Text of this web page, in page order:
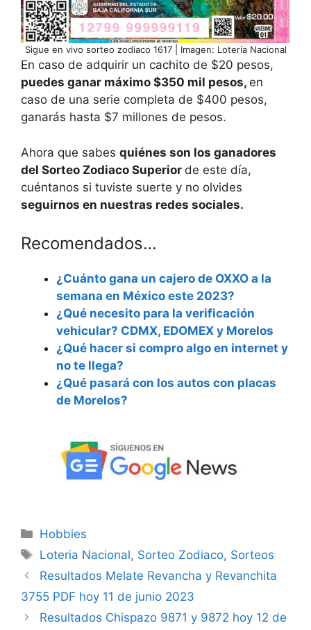
Sigue en vivo sorteo zodiaco 1617 | Imagen: Lotería Nacional
En caso de adquirir un cachito de $20 pesos,
puedes ganar máximo $350 mil pesos, en
caso de una serie completa de $400 pesos,
ganarás hasta $7 millones de pesos.
Ahora que sabes quiénes son los ganadores
del Sorteo Zodiaco Superior de este día,
cuéntanos si tuviste suerte y no olvides
seguirnos en nuestras redes sociales.
Recomendados…
¿Cuánto gana un cajero de OXXO a la
semana en México este 2023?
¿Qué necesito para la verificación
vehicular? CDMX, EDOMEX y Morelos
¿Qué hacer si compro algo en internet y
no te llega?
¿Qué pasará con los autos con placas
de Morelos?
Categorías
Hobbies
Etiquetas
Loteria Nacional, Sorteo Zodiaco, Sorteos
Resultados Melate Revancha y Revanchita
3755 PDF hoy 11 de junio 2023
Resultados Chispazo 9871 y 9872 hoy 12 de